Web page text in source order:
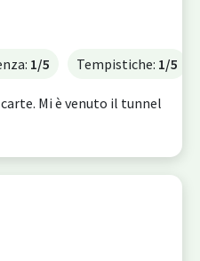
1/5 Tempistiche: 1/5
Mi è venuto il tunnel